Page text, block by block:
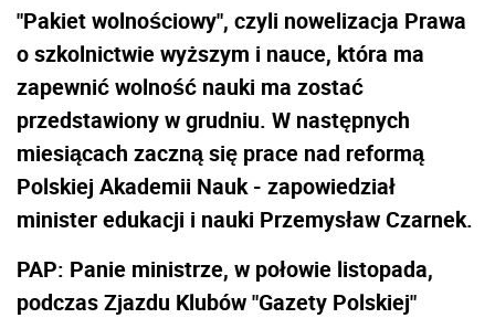
"Pakiet wolnościowy", czyli nowelizacja Prawa
o szkolnictwie wyższym i nauce, która ma
zapewnić wolność nauki ma zostać
przedstawiony w grudniu. W następnych
miesiącach zaczną się prace nad reformą
Polskiej Akademii Nauk - zapowiedział
minister edukacji i nauki Przemysław Czarnek.
PAP: Panie ministrze, w połowie listopada,
podczas Zjazdu Klubów "Gazety Polskiej"